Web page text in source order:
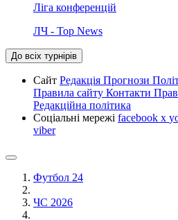
Ліга конференцій
ЛЧ - Top News
До всіх турнірів
Сайт Редакція Прогнози
Правила сайту Контакти
Редакційна політика
Соціальні мережі facebook x
viber
Футбол 24
ЧС 2026